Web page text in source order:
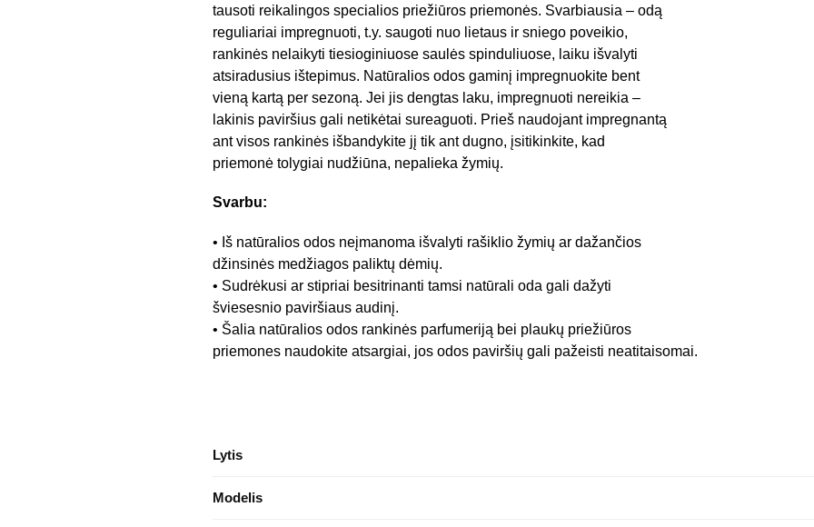
tausoti reikalingos specialios priežiūros priemonės. Svarbiausia – odą
reguliariai impregnuoti, t.y. saugoti nuo lietaus ir sniego poveikio,
rankinės nelaikyti tiesioginiuose saulės spinduliuose, laiku išvalyti
atsiradusius ištepimus. Natūralios odos gaminį impregnuokite bent
vieną kartą per sezoną. Jei jis dengtas laku, impregnuoti nereikia –
lakinis paviršius gali netikėtai sureaguoti. Prieš naudojant impregnantą
ant visos rankinės išbandykite jį tik ant dugno, įsitikinkite, kad
priemonė tolygiai nudžiūna, nepalieka žymių.
Svarbu:
• Iš natūralios odos neįmanoma išvalyti rašiklio žymių ar dažančios
džinsinės medžiagos paliktų dėmių.
• Sudrėkusi ar stipriai besitrinanti tamsi natūrali oda gali dažyti
šviesesnio paviršiaus audinį.
• Šalia natūralios odos rankinės parfumeriją bei plaukų priežiūros
priemones naudokite atsargiai, jos odos paviršių gali pažeisti neatitaisomai.
Lytis
Modelis